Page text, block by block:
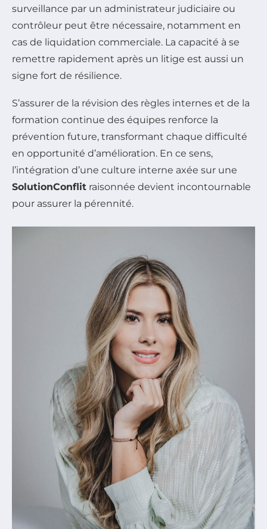
surveillance par un administrateur judiciaire ou
contrôleur peut être nécessaire, notamment en
cas de liquidation commerciale. La capacité à se
remettre rapidement après un litige est aussi un
signe fort de résilience.
S’assurer de la révision des règles internes et de la
formation continue des équipes renforce la
prévention future, transformant chaque difficulté
en opportunité d’amélioration. En ce sens,
l’intégration d’une culture interne axée sur une
SolutionConflit raisonnée devient incontournable
pour assurer la pérennité.